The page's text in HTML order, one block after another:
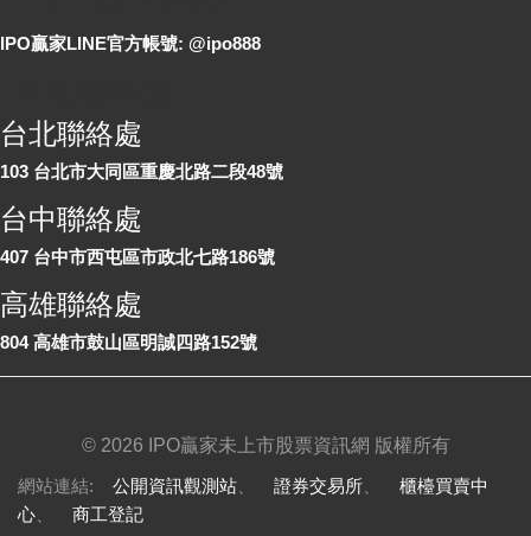
IPO贏家LINE官方帳號: @ipo888
台北聯絡處
103 台北市大同區重慶北路二段48號
台中聯絡處
407 台中市西屯區市政北七路186號
高雄聯絡處
804 高雄市鼓山區明誠四路152號
© 2026 IPO贏家未上市股票資訊網 版權所有
網站連結: 公開資訊觀測站 證券交易所
櫃檯買賣中
心
商工登記